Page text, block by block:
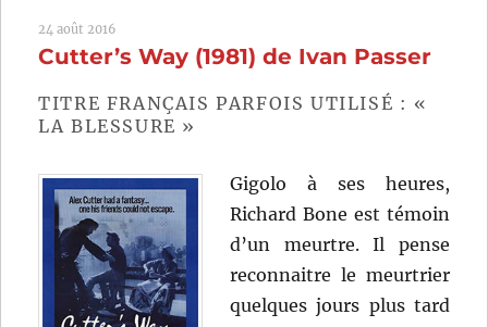
de
Kellogg
24 août 2016
Cutter’s Way (1981) de Ivan Passer
TITRE FRANÇAIS PARFOIS UTILISÉ : «
LA BLESSURE »
Gigolo à ses heures,
Richard Bone est témoin
d’un meurtre. Il pense
reconnaitre le meurtrier
quelques jours plus tard